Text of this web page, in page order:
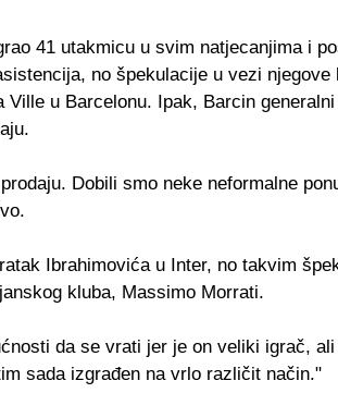
41 utakmicu u svim natjecanjima i
no špekulacije u vezi njegove
Ville u Barcelonu. Ipak, Barcin
Dobili smo neke neformalne
Ibrahimovića u Inter, no takvim
kluba, Massimo Morrati.
da se vrati jer je on veliki igrač, ali
sada izgrađen na vrlo različit način."